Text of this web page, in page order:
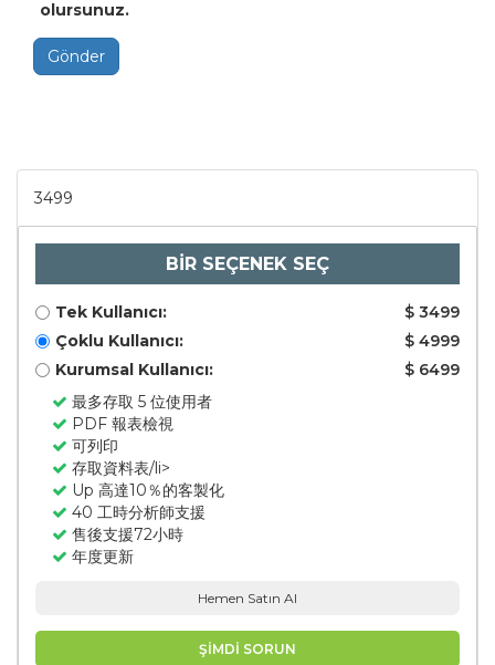
olursunuz.
Gönder
3499
BİR SEÇENEK SEÇ
Tek Kullanıcı:
$ 3499
Çoklu Kullanıcı:
$ 4999
Kurumsal Kullanıcı:
$ 6499
最多存取 5 位使用者
PDF 報表檢視
可列印
存取資料表/li>
Up 高達10％的客製化
40 工時分析師支援
售後支援72小時
年度更新
Hemen Satın Al
ŞİMDİ SORUN